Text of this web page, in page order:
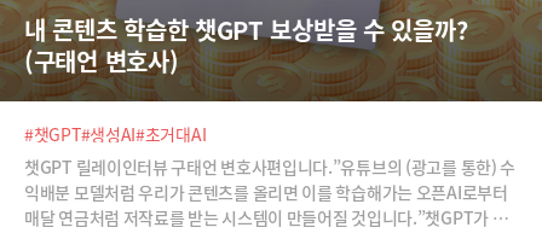
내 콘텐츠 학습한 챗GPT 보상받을 수 있을까?
(구태언 변호사)
#챗GPT#생성AI#초거대AI
챗GPT 릴레이인터뷰 구태언 변호사편입니다.”유튜브의 (광고를 통한) 수
익배분 모델처럼 우리가 콘텐츠를 올리면 이를 학습해가는 오픈AI로부터
매달 연금처럼 저작료를 받는 시스템이 만들어질 것입니다.”챗GPT가 내